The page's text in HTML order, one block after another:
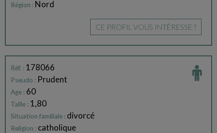
Région : Nord
CE PROFIL VOUS INTÉRESSE ?
Réf. : 178066
Pseudo : Prudent
Age : 60
Taille : 1,80
Situation familiale : divorcé
Religion : catholique